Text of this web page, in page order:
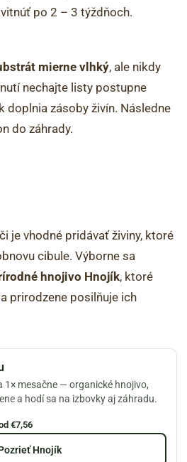
po 2 – 3 týždňoch.
mierne vlhký, ale nikdy
nechajte listy postupne
doplnia zásoby živín. Následne
do záhrady.
je vhodné pridávať živiny, ktoré
cibule. Výborne sa
hnojivo Hnojík, ktoré
prirodzene posilňuje ich
1× mesačne — organické hnojivo,
a hodí sa na izbovky aj záhradu.
€7,56
Hnojík